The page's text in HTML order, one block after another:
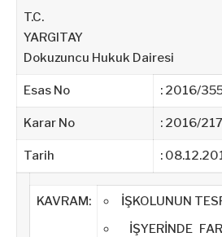
T.C.
YARGITAY
Dokuzuncu Hukuk Dairesi
Esas No : 2016/
Karar No : 2016/
Tarih :
KAVRAM:
İŞKOLUNUN
İŞYERİNDE